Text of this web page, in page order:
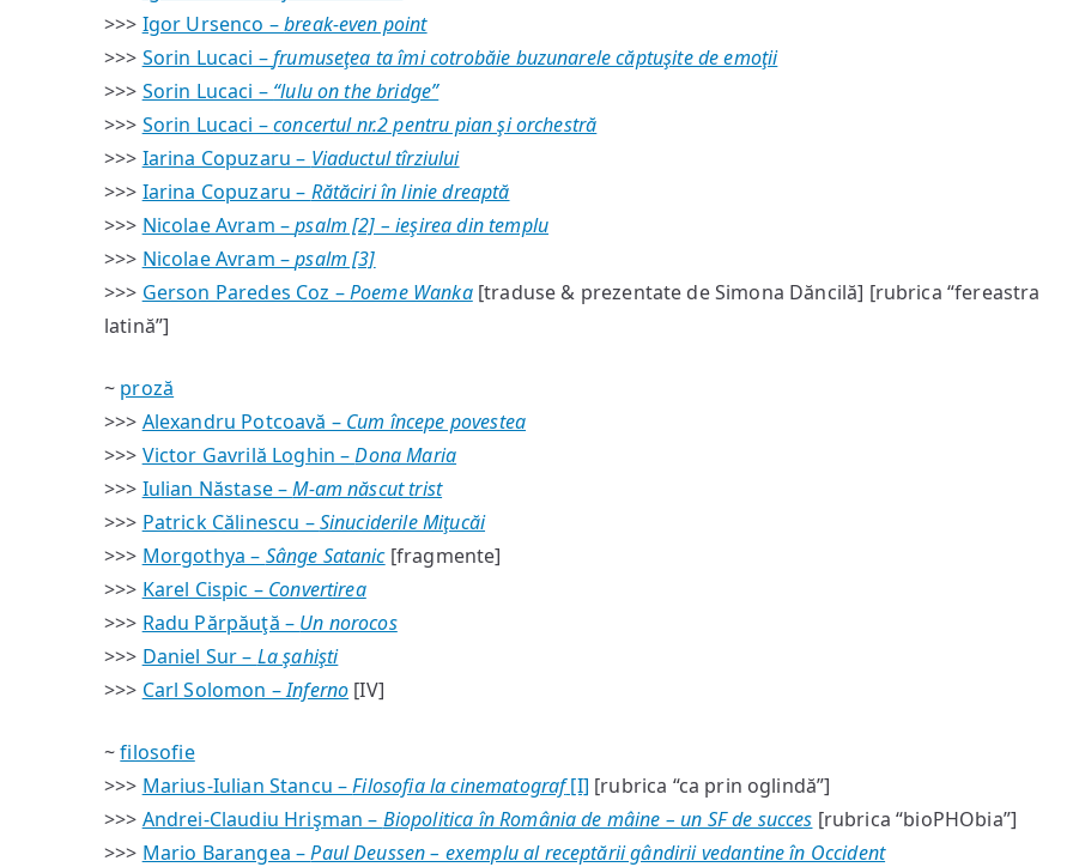
>>> Igor Ursenco –break-even point
>>> Sorin Lucaci –frumuseţea ta îmi cotrobăie buzunarele căptuşite de emoţii
>>> Sorin Lucaci – “lulu on the bridge”
>>> Sorin Lucaci –concertul nr.2 pentru pian şi orchestră
>>> Iarina Copuzaru – Viaductul tîrziului
>>> Iarina Copuzaru – Rătăciri în linie dreaptă
>>> Nicolae Avram –psalm [2] – ieşirea din templu
>>> Nicolae Avram –psalm [3]
>>> Gerson Paredes Coz –Poeme Wanka[traduse & prezentate de Simona Dăncilă] [rubrica “fereastra
latină”]
~ proză
>>> Alexandru Potcoavă – Cum începe povestea
>>> Victor Gavrilă Loghin –Dona Maria
>>> Iulian Năstase –M-am născut trist
>>> Patrick Călinescu –Sinuciderile Miţucăi
>>> Morgothya – Sânge Satanic[fragmente]
>>> Karel Cispic – Convertirea
>>> Radu Părpăuţă – Un norocos
>>> Daniel Sur – La şahişti
>>> Carl Solomon –Inferno [IV]
~filosofie
>>> Marius-Iulian Stancu –Filosofia la cinematograf[I] [rubrica “ca prin oglindă”]
>>> Andrei-Claudiu Hrişman – Biopolitica în România de mâine – un SF de succes [rubrica “bioPHObia”]
>>> Mario Barangea –Paul Deussen – exemplu al receptării gândirii vedantine în Occident